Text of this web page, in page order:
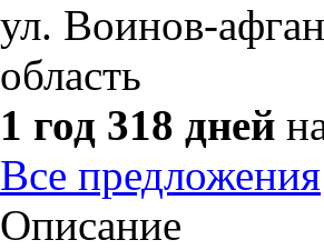
ул. Воинов-
область
1 год 318 дней
Все предложения
Описание